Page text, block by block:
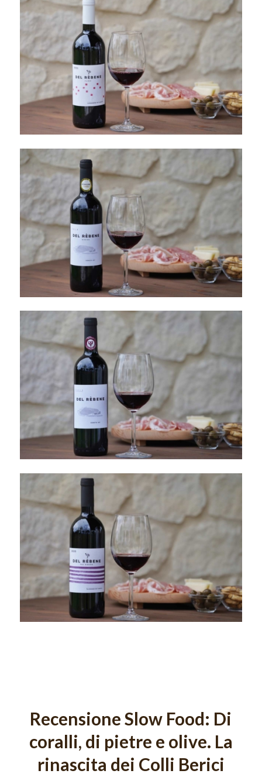
Recensione Slow Food: Di
coralli, di pietre e olive. La
rinascita dei Colli Berici